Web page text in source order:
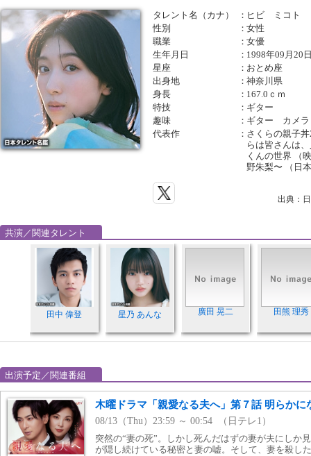
タレント名（カナ） ： ヒビ ミコト
性別
：女性
職業
：女優
生年月日
： 1998年09月20
星座
： おとめ座
出身地
：神奈川県
身長
： 167.0ｃｍ
特技
： ギター
趣味
： ギター カメ
代表作
： さくらの親子
らは皆さんは
くんの世界 （
野朱梨〜 （日
出典：
共演／関連タレント
田中 偉登 星乃 あんな 廣田 晃二 田熊 理秀
出演予定／関連番組
木曜ドラマ「親愛なる夫へ」第７話 明らかに
08/13（Thu）23:59 ～ 00:54 （日テレ1）
突然の“妻の死”。しかし死んだはずの妻が夫にしか
が隠し続けている秘密と妻の嘘。そして、妻を殺し